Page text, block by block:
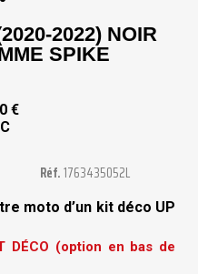
2022) NOIR
SPIKE
€
Réf.1763435052L
moto d’un kit déco UP
DÉCO (option en bas de